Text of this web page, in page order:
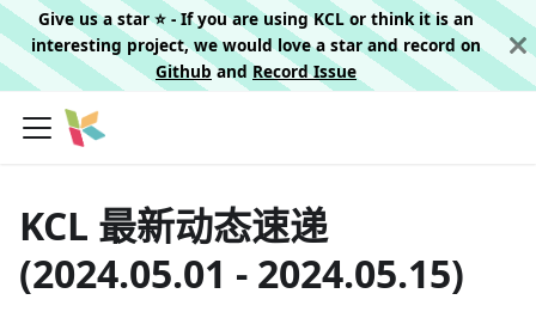
Give us a star ⭐️ - If you are using KCL or think it is an
interesting project, we would love a star and record on
Githuband Record Issue
KCL 最新动态速递
(2024.05.01 - 2024.05.15)